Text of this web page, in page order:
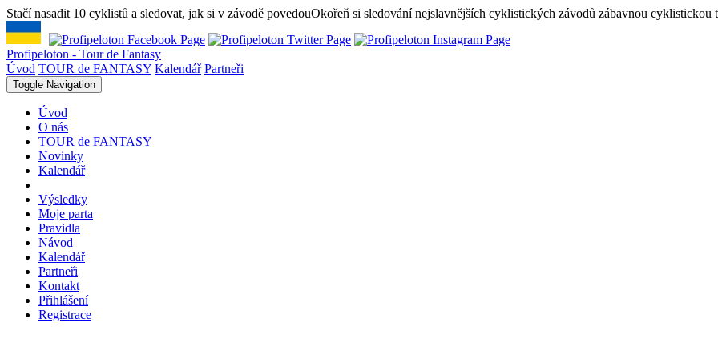
Stačí nasadit 10 cyklistů a sledovat, jak si v závodě povedouOkořeň si sledování nejslavnějších cyklistických závodů zábavnou cyklistickou
Profipeloton - Tour de Fantasy
Úvod TOUR de FANTASY Kalendář Partneři
Toggle Navigation
Úvod
O nás
TOUR de FANTASY
Novinky
Kalendář
Výsledky
Moje parta
Pravidla
Návod
Kalendář
Partneři
Kontakt
Přihlášení
Registrace